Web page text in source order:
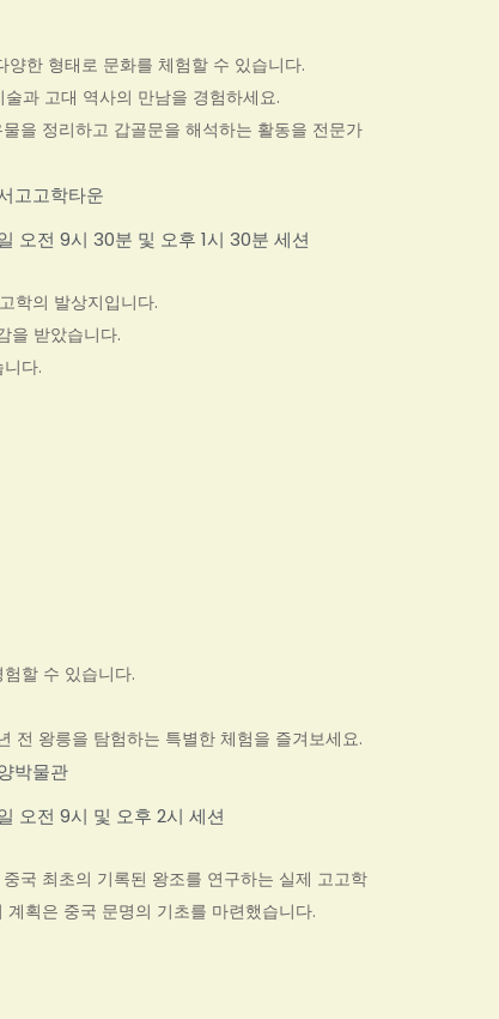
양한 형태로 문화를 체험할 수 있습니다.
과 고대 역사의 만남을 경험하세요.
을 정리하고 갑골문을 해석하는 활동을 전문가
고고학타운
오전 9시 30분 및 오후 1시 30분 세션
학의 발상지입니다.
을 받았습니다.
다.
할 수 있습니다.
전 왕릉을 탐험하는 특별한 체험을 즐겨보세요.
박물관
오전 9시 및 오후 2시 세션
국 최초의 기록된 왕조를 연구하는 실제 고고학
획은 중국 문명의 기초를 마련했습니다.